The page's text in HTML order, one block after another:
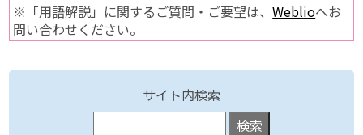
※「用語解説」に関するご質問・ご要望は、Weblioへお
問い合わせください。
サイト内検索